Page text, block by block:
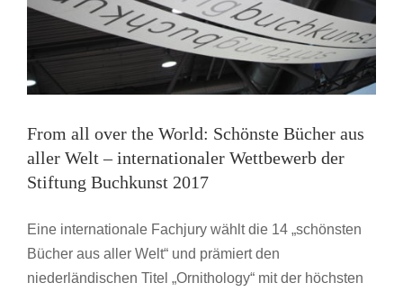
From all over the World: Schönste Bücher aus
aller Welt – internationaler Wettbewerb der
Stiftung Buchkunst 2017
Eine internationale Fachjury wählt die 14 „schönsten
Bücher aus aller Welt“ und prämiert den
niederländischen Titel „Ornithology“ mit der höchsten